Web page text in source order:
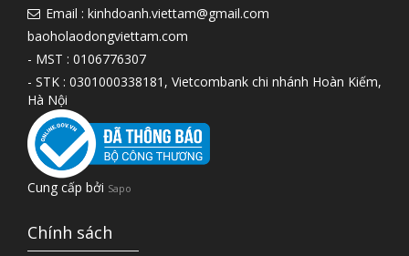
Email : kinhdoanh.viettam@gmail.com
baoholaodongviettam.com
- MST : 0106776307
- STK : 0301000338181, Vietcombank chi nhánh Hoàn Kiếm,
Hà Nội
Cung cấp bởi Sapo
Chính sách